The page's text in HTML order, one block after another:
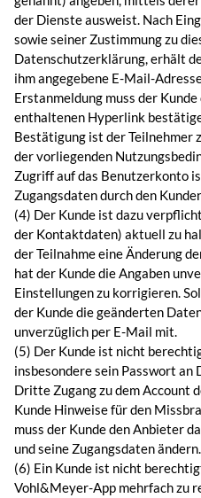
der Dienste ausweist. Nach
sowie seiner Zustimmung zu
Datenschutzerklärung, erhält
ihm angegebene E-Mail-
Erstanmeldung muss der
enthaltenen Hyperlink
Bestätigung ist der Teilnehmer
der vorliegenden
Zugriff auf das Benutzerkonto
Zugangsdaten durch den
(4) Der Kunde ist dazu
der Kontaktdaten) aktuell zu
der Teilnahme eine Änderung
hat der Kunde die Angaben
Einstellungen zu korrigieren.
der Kunde die geänderten
unverzüglich per E-Mail mit.
(5) Der Kunde ist nicht
insbesondere sein Passwort
Dritte Zugang zu dem Account
Kunde Hinweise für den
muss der Kunde den Anbieter
und seine Zugangsdaten ändern.
(6) Ein Kunde ist nicht
Vohl&Meyer-App mehrfach zu